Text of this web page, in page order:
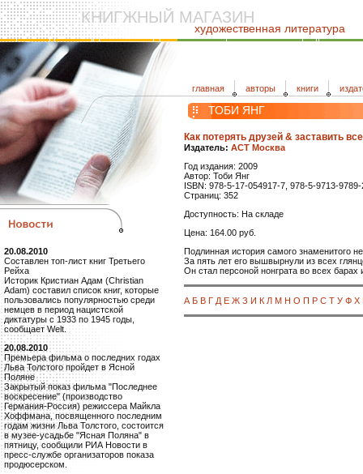
КНИГЖНЫЙ МАГАЗИН
художественная литература
главная авторы книги
20.08.2010
Составлен топ-лист книг Третьего
Рейха
Историк Кристиан Адам (Christian
Adam) составил список книг, которые
пользовались популярностью среди
немцев в период нацистской
диктатуры с 1933 по 1945 годы,
сообщает Welt.
20.08.2010
Премьера фильма о последних годах
Льва Толстого пройдет в Ясной
Поляне
Закрытый показ фильма "Последнее
воскресение" (производство
Германия-Россия) режиссера Майкла
Хоффмана, посвященного последним
годам жизни Льва Толстого, состоится
в музее-усадьбе "Ясная Поляна" в
пятницу, сообщили РИА Новости в
пресс-службе организаторов показа
продюсерском.
ТОБИ ЯНГ
Как потерять друзей & заставить
Издатель: АСТ Москва
Год издания: 2009
Автор: Тоби Янг
ISBN: 978-5-17-054917-7, 978-5-9713-
Страниц: 352
Доступность: На складе
Цена: 164.00 руб.
Подлинная история самого знаменитого
За пять лет его вышвырнули из всех
Он стал персоной нонграта во всех барах
А Б В Г Д Е Ж З И К Л М Н О П Р С Т У Ф Х